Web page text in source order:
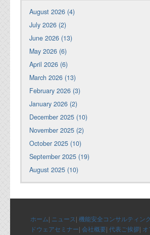
August 2026 (4)
July 2026 (2)
June 2026 (13)
May 2026 (6)
April 2026 (6)
March 2026 (13)
February 2026 (3)
January 2026 (2)
December 2025 (10)
November 2025 (2)
October 2025 (10)
September 2025 (19)
August 2025 (10)
ホーム| ニュース| 機能安全コンサルティン
ドウェアセミナー| 会社概要| 代表ご挨拶| オ